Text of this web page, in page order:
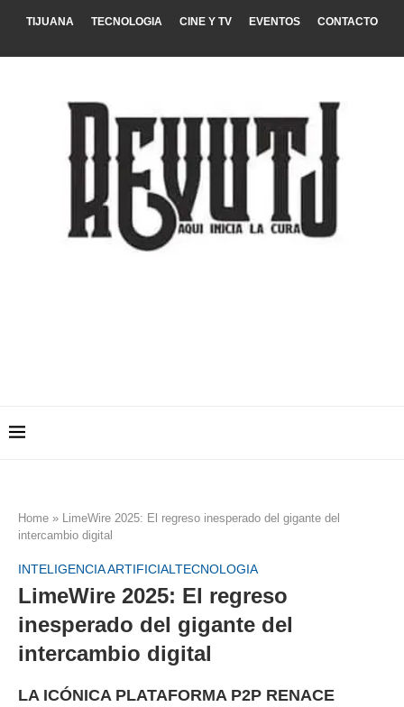
TIJUANA TECNOLOGIA CINE Y TV EVENTOS CONTACTO
Home » LimeWire 2025: El regreso inesperado del gigante del
intercambio digital
INTELIGENCIA ARTIFICIALTECNOLOGIA
LimeWire 2025: El regreso
inesperado del gigante del
intercambio digital
LA ICÓNICA PLATAFORMA P2P RENACE